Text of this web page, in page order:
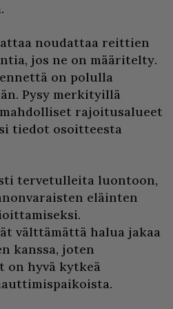
noudattaa reittien
jos ne on määritelty.
on polulla
Pysy merkityillä
rajoitusalueet
tiedot osoitteesta
tervetulleita luontoon,
eläinten
välttämättä halua jakaa
kanssa, joten
hyvä kytkeä